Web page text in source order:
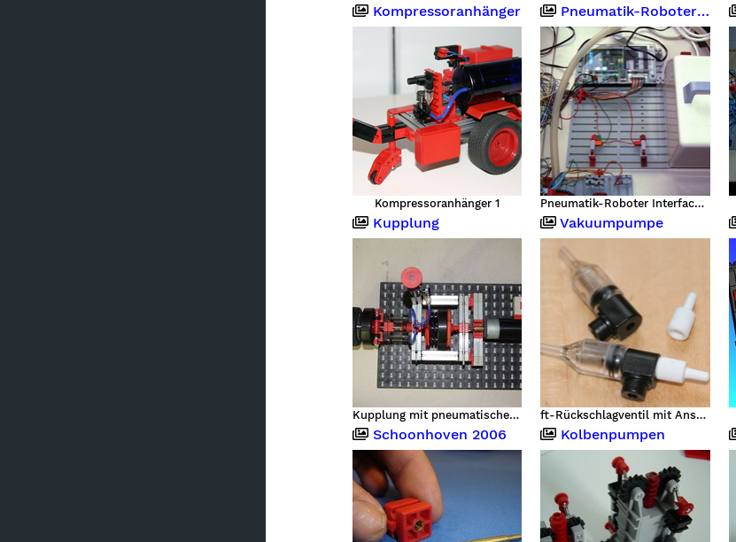
Kompressoranhänger
Kompressoranhänger 1
Pneumatik-Roboter mit Festo-System und Fipro-Win
Pneumatik-Roboter Interface mit Kompressor
Kupplung
Kupplung mit pneumatischem Ausrücklager von Porsche-Makus 01
Vakuumpumpe
ft-Rückschlagventil mit Ansaugstutzen zur Unterdruckerzeugung
Schoonhoven 2006 Kolbenpumpen